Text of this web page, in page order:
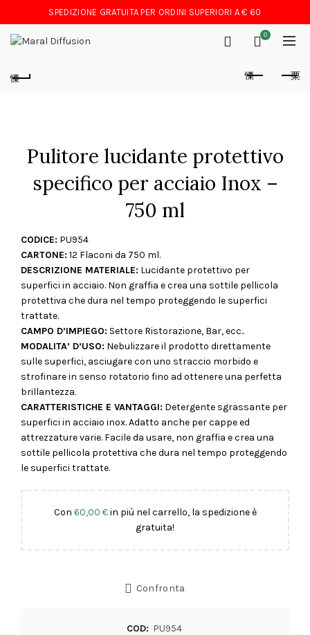
SPEDIZIONE GRATUITA PER ORDINI SUPERIORI A € 60
0
Pulitore lucidante protettivo
specifico per acciaio Inox –
750 ml
CODICE: PU954
CARTONE: 12 Flaconi da 750 ml.
DESCRIZIONE MATERIALE: Lucidante protettivo per
superfici in acciaio. Non graffia e crea una sottile pellicola
protettiva che dura nel tempo proteggendo le superfici
trattate.
CAMPO D’IMPIEGO: Settore Ristorazione, Bar, ecc..
MODALITA’ D’USO: Nebulizzare il prodotto direttamente
sulle superfici, asciugare con uno straccio morbido e
strofinare in senso rotatorio fino ad ottenere una perfetta
brillantezza.
CARATTERISTICHE E VANTAGGI: Detergente sgrassante per
superfici in acciaio inox. Adatto anche per cappe ed
attrezzature varie. Facile da usare, non graffia e crea una
sottile pellicola protettiva che dura nel tempo proteggendo
le superfici trattate.
Con 60,00 €in più nel carrello, la spedizione è
gratuita!
Confronta
COD: PU954